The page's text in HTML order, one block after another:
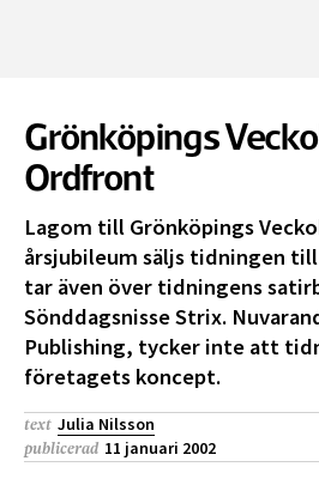
Grönköpings
Ordfront
Lagom till Grönköpings
årsjubileum säljs tidningen
tar även över tidningens
Sönddagsnisse Strix.
Publishing, tycker inte att
företagets koncept.
text Julia Nilsson
publicerad 11 januari 2002